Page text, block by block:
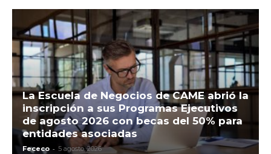
La Escuela de Negocios de CAME abrió la
inscripción a sus Programas Ejecutivos
de agosto 2026 con becas del 50% para
entidades asociadas
Fececo - 5 agosto, 2026